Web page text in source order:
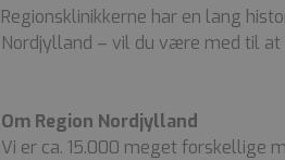
Regionsklinikkerne har en lang
Nordjylland – vil du være med til
Om Region Nordjylland
Vi er ca. 15.000 meget forskellige